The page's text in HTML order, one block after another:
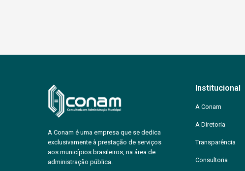
A Conam é uma empresa que se dedica
exclusivamente à prestação de serviços
aos municípios brasileiros, na área de
administração pública.
Institucional
A Conam
A Diretoria
Transparência
Consultoria